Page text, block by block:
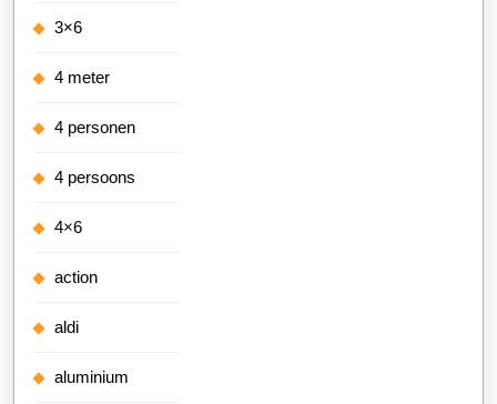
3×6
4 meter
4 personen
4 persoons
4×6
action
aldi
aluminium